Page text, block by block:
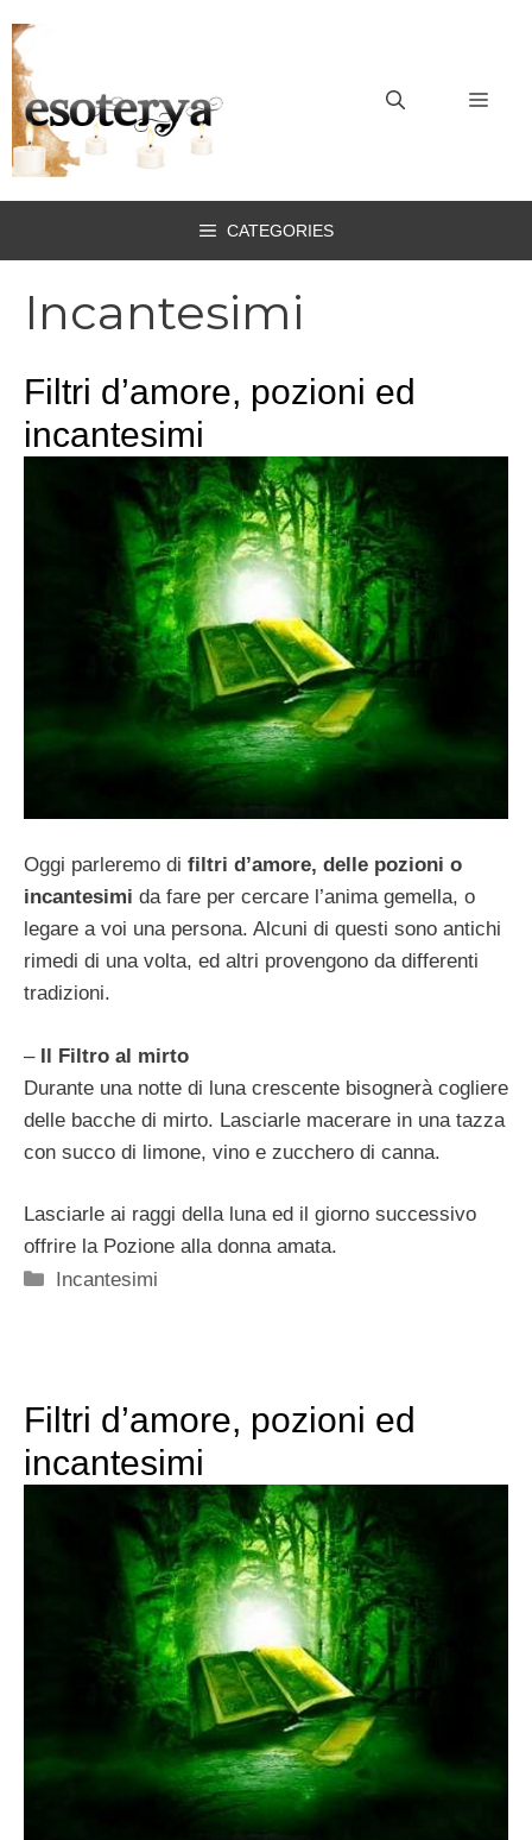
al
contenuto
CATEGORIES
Incantesimi
Filtri d’amore, pozioni ed
incantesimi
Oggi parleremo di filtri d’amore, delle pozioni o
incantesimi da fare per cercare l’anima gemella, o
legare a voi una persona. Alcuni di questi sono antichi
rimedi di una volta, ed altri provengono da differenti
tradizioni.
– Il Filtro al mirto
Durante una notte di luna crescente bisognerà cogliere
delle bacche di mirto. Lasciarle macerare in una tazza
con succo di limone, vino e zucchero di canna.
Lasciarle ai raggi della luna ed il giorno successivo
offrire la Pozione alla donna amata.
Categorie
Incantesimi
Filtri d’amore, pozioni ed
incantesimi